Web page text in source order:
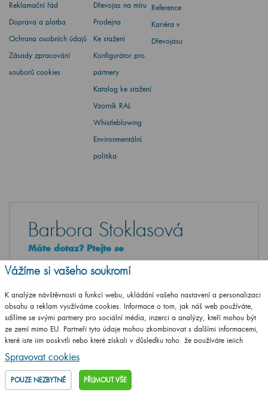
Reklamační řád
Doprava a platba
Ochrana osobních údajů
Zásady zpracování
souborů cookies
Dřevojas na míru
Prodejna
Ke stažení
Konfigurátor pro
partnery
Katalog ke stažení
Vzorník RAL
Whistleblowing
Environmentální
politika
Reference
Kariéra v
Dřevojasu
Barbora Stoklasová
Máte dotaz? Ptejte se
+420461 653 937
info@drevojas.cz
Vážíme si vašeho soukromí
K analýze návštěvnosti a funkcí webu, ukládání vašeho nastavení a personalizaci
obsahu a reklam využíváme cookies. Informace o tom, jak náš web používáte,
sdílíme se svými partnery pro sociální média, inzerci a analýzy, kteří mohou být
ze zemí mimo EU. Partneři tyto údaje mohou zkombinovat s dalšími informacemi,
které jste jim poskytli nebo které získali v důsledku toho, že používáte jejich
služby.
Podrobné informace
Spravovat cookies
POUZE NEZBYTNÉ PŘIJMOUT VŠE